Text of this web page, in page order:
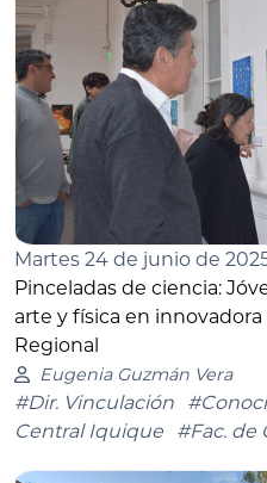
Martes 24 de junio de
Pinceladas de ciencia:
arte y física en
Regional
Eugenia Guzmán Vera
#Dir. Vinculación
Central Iquique
#Fac. de